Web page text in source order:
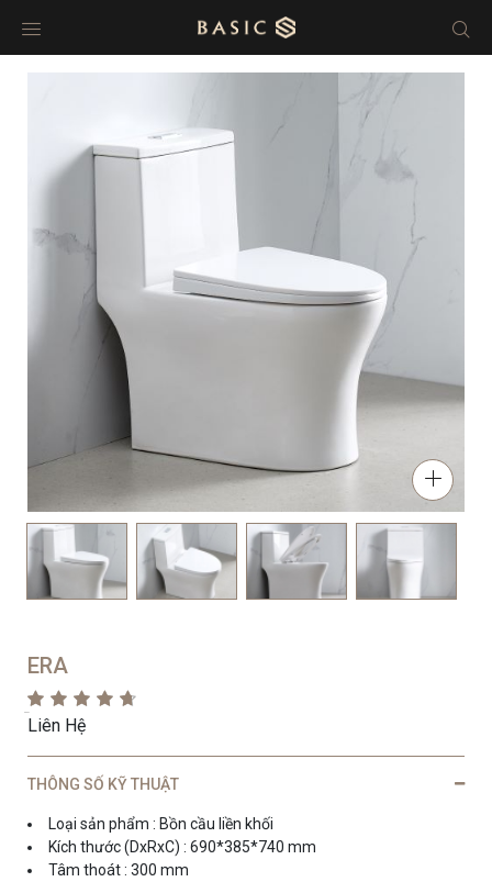
ERA
Liên Hệ
THÔNG SỐ KỸ THUẬT
Loại sản phẩm : Bồn cầu liền khối
Kích thước (DxRxC) : 690*385*740 mm
Tâm thoát : 300 mm